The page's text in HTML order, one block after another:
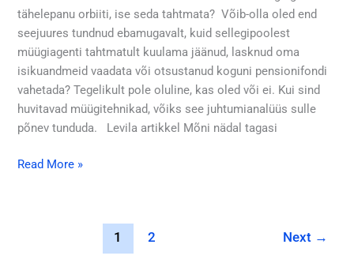
tähelepanu orbiiti, ise seda tahtmata? Võib-olla oled end
seejuures tundnud ebamugavalt, kuid sellegipoolest
müügiagenti tahtmatult kuulama jäänud, lasknud oma
isikuandmeid vaadata või otsustanud koguni pensionifondi
vahetada? Tegelikult pole oluline, kas oled või ei. Kui sind
huvitavad müügitehnikad, võiks see juhtumianalüüs sulle
põnev tunduda. Levila artikkel Mõni nädal tagasi
analüüs
Read More »
1 2 Next →